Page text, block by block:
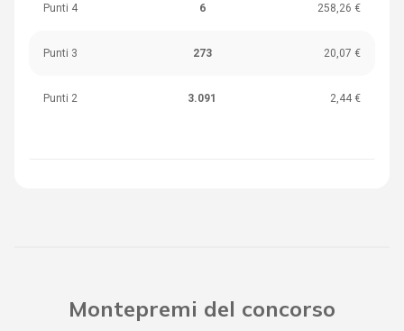
Punti 4 6 258,26 €
Punti 3 273 20,07 €
Punti 2 3.091 2,44 €
Montepremi del concorso